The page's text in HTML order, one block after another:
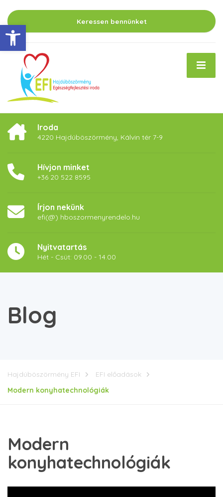
Eszköztár megnyitása
Keressen bennünket
Iroda
4220 Hajdúböszörmény, Kálvin tér 7-9
Hívjon minket
+36 20 522 8595
Írjon nekünk
efi(@) hboszormenyrendelo.hu
Nyitvatartás
Hét - Csüt: 09.00 - 14.00
Blog
Hajdúböszörmény EFI
EFI előadások
Modern konyhatechnológiák
Modern
konyhatechnológiák